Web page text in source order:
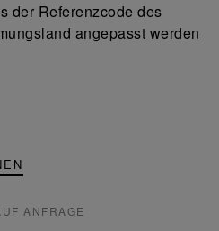
der Referenzcode des
angepasst werden
ANFRAGE